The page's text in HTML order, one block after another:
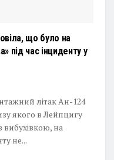
що було на
під час інциденту у
літак Ан-124
якого в Лейпцигу
вибухівкою, на
не...